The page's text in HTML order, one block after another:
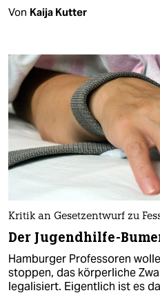
Von Kaija Kutter
Kritik an Gesetzentwurf zu
Der Jugendhilfe-
Hamburger Professoren
stoppen, das körperliche
legalisiert. Eigentlich ist es